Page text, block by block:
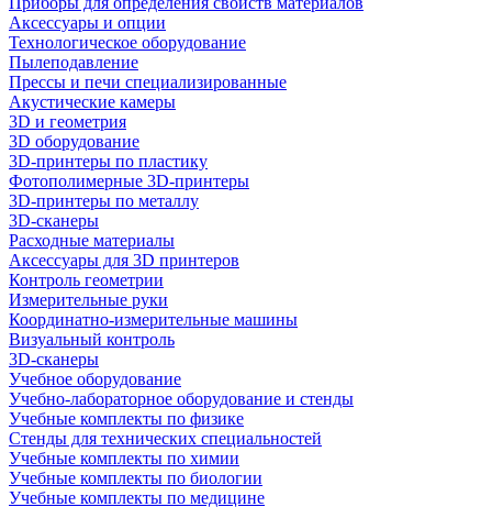
Аксессуары и опции
Технологическое оборудование
Пылеподавление
Прессы и печи специализированные
Акустические камеры
3D и геометрия
3D оборудование
3D-принтеры по пластику
Фотополимерные 3D-принтеры
3D-принтеры по металлу
3D-сканеры
Расходные материалы
Аксессуары для 3D принтеров
Контроль геометрии
Измерительные руки
Координатно-измерительные машины
Визуальный контроль
3D-сканеры
Учебное оборудование
Учебно-лабораторное оборудование и стенды
Учебные комплекты по физике
Стенды для технических специальностей
Учебные комплекты по химии
Учебные комплекты по биологии
Учебные комплекты по медицине